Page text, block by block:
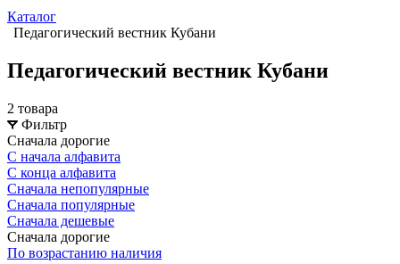
Каталог
Педагогический вестник Кубани
Педагогический вестник Кубани
2 товара
Фильтр
Сначала дорогие
С начала алфавита
С конца алфавита
Сначала непопулярные
Сначала популярные
Сначала дешевые
Сначала дорогие
По возрастанию наличия